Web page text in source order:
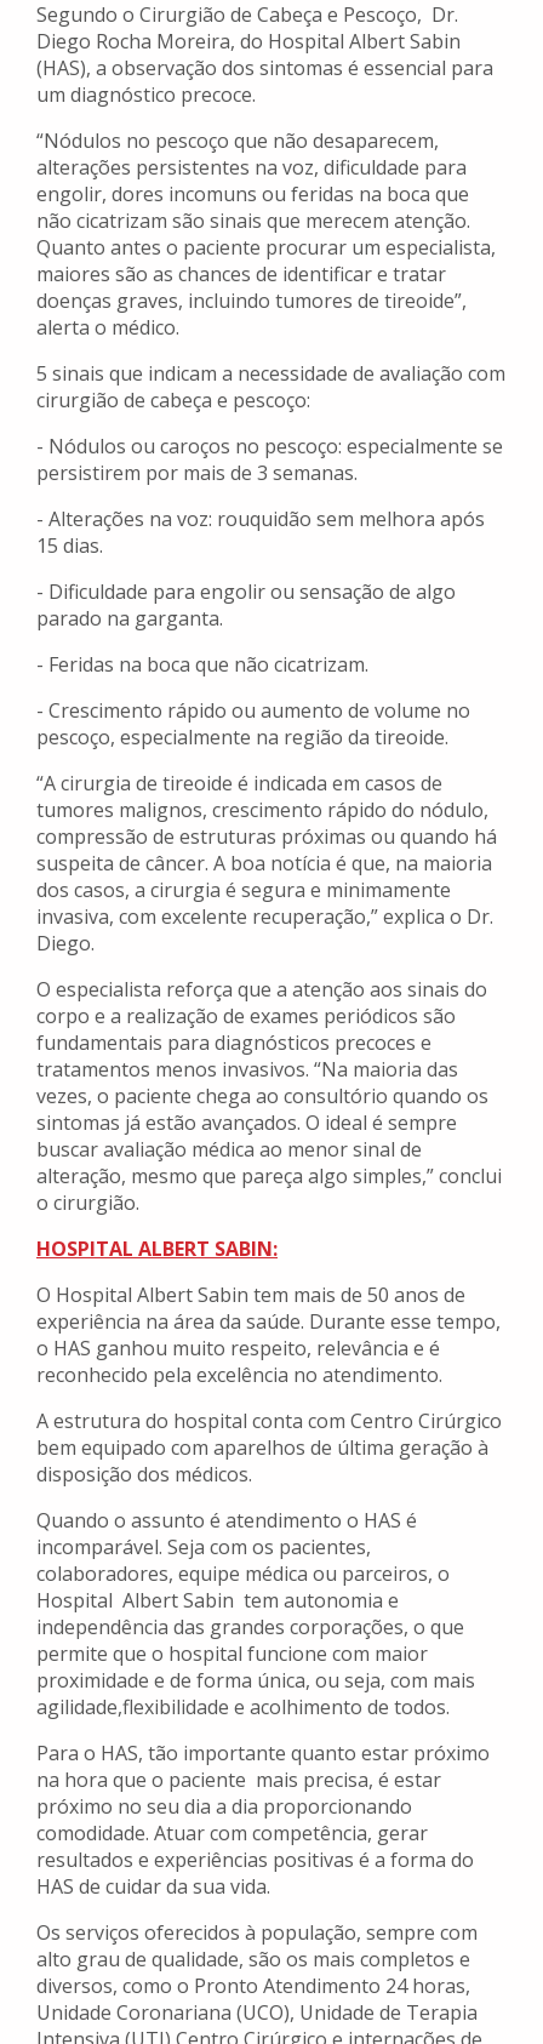
Segundo o Cirurgião de Cabeça e Pescoço, Dr.
Diego Rocha Moreira, do Hospital Albert Sabin
(HAS), a observação dos sintomas é essencial para
um diagnóstico precoce.
“Nódulos no pescoço que não desaparecem,
alterações persistentes na voz, dificuldade para
engolir, dores incomuns ou feridas na boca que
não cicatrizam são sinais que merecem atenção.
Quanto antes o paciente procurar um especialista,
maiores são as chances de identificar e tratar
doenças graves, incluindo tumores de tireoide”,
alerta o médico.
5 sinais que indicam a necessidade de avaliação com
cirurgião de cabeça e pescoço:
- Nódulos ou caroços no pescoço: especialmente se
persistirem por mais de 3 semanas.
- Alterações na voz: rouquidão sem melhora após
15 dias.
- Dificuldade para engolir ou sensação de algo
parado na garganta.
- Feridas na boca que não cicatrizam.
- Crescimento rápido ou aumento de volume no
pescoço, especialmente na região da tireoide.
“A cirurgia de tireoide é indicada em casos de
tumores malignos, crescimento rápido do nódulo,
compressão de estruturas próximas ou quando há
suspeita de câncer. A boa notícia é que, na maioria
dos casos, a cirurgia é segura e minimamente
invasiva, com excelente recuperação,” explica o Dr.
Diego.
O especialista reforça que a atenção aos sinais do
corpo e a realização de exames periódicos são
fundamentais para diagnósticos precoces e
tratamentos menos invasivos. “Na maioria das
vezes, o paciente chega ao consultório quando os
sintomas já estão avançados. O ideal é sempre
buscar avaliação médica ao menor sinal de
alteração, mesmo que pareça algo simples,” conclui
o cirurgião.
HOSPITAL ALBERT SABIN:
O Hospital Albert Sabin tem mais de 50 anos de
experiência na área da saúde. Durante esse tempo,
o HAS ganhou muito respeito, relevância e é
reconhecido pela excelência no atendimento.
A estrutura do hospital conta com Centro Cirúrgico
bem equipado com aparelhos de última geração à
disposição dos médicos.
Quando o assunto é atendimento o HAS é
incomparável. Seja com os pacientes,
colaboradores, equipe médica ou parceiros, o
Hospital Albert Sabin tem autonomia e
independência das grandes corporações, o que
permite que o hospital funcione com maior
proximidade e de forma única, ou seja, com mais
agilidade,flexibilidade e acolhimento de todos.
Para o HAS, tão importante quanto estar próximo
na hora que o paciente mais precisa, é estar
próximo no seu dia a dia proporcionando
comodidade. Atuar com competência, gerar
resultados e experiências positivas é a forma do
HAS de cuidar da sua vida.
Os serviços oferecidos à população, sempre com
alto grau de qualidade, são os mais completos e
diversos, como o Pronto Atendimento 24 horas,
Unidade Coronariana (UCO), Unidade de Terapia